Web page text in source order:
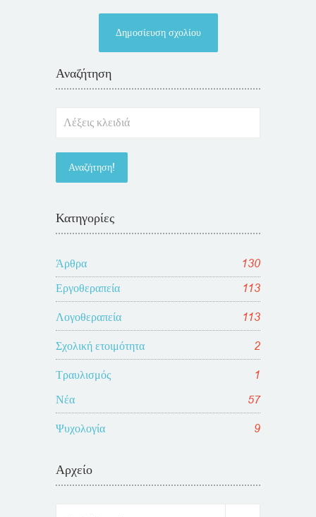
Αναζήτηση
Κατηγορίες
Άρθρα
130
Εργοθεραπεία
113
Λογοθεραπεία
113
Σχολική ετοιμότητα
2
Τραυλισμός
1
Νέα
57
Ψυχολογία
9
Αρχείο